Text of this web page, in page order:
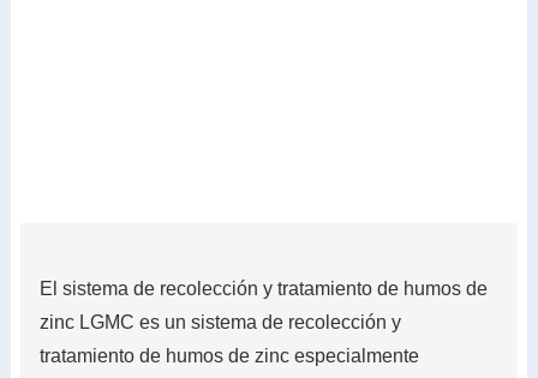
El sistema de recolección y tratamiento de humos de
zinc LGMC es un sistema de recolección y
tratamiento de humos de zinc especialmente